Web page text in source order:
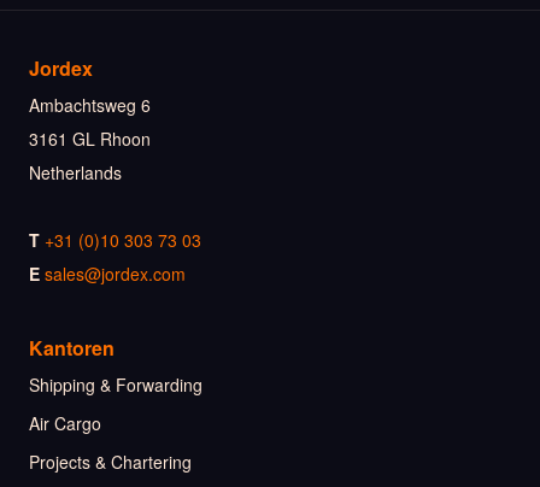
Jordex
Ambachtsweg 6
3161 GL Rhoon
Netherlands
T +31 (0)10 303 73 03
E sales@jordex.com
Kantoren
Shipping & Forwarding
Air Cargo
Projects & Chartering